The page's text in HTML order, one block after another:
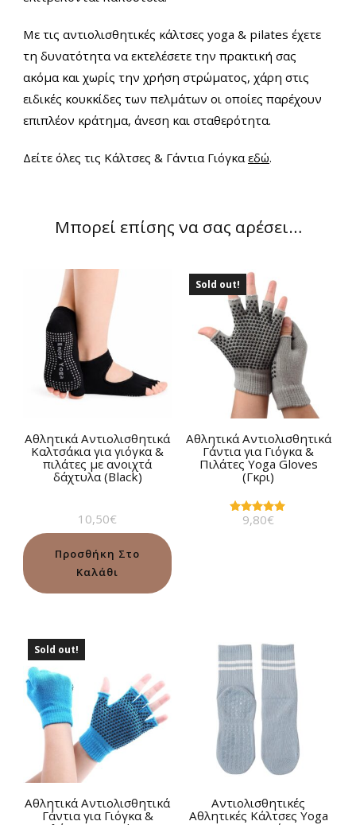
Με τις αντιολισθητικές κάλτσες yoga & pilates έχετε
τη δυνατότητα να εκτελέσετε την πρακτική σας
ακόμα και χωρίς την χρήση στρώματος, χάρη στις
ειδικές κουκκίδες των πελμάτων οι οποίες παρέχουν
επιπλέον κράτημα, άνεση και σταθερότητα.
Δείτε όλες τις Κάλτσες & Γάντια Γιόγκαεδώ.
Μπορεί επίσης να σας αρέσει…
Αθλητικά Αντιολισθητικά
Καλτσάκια για γιόγκα &
πιλάτες με ανοιχτά
δάχτυλα (Black)
10,50€
Προσθήκη Στο
Καλάθι
Sold out!
Αθλητικά Αντιολισθητικά
Γάντια για Γιόγκα &
Πιλάτες Yoga Gloves
(Γκρι)
Βαθμολογήθηκε
9,80€
Sold out!
Αθλητικά Αντιολισθητικά
Γάντια για Γιόγκα &
Αντιολισθητικές
Αθλητικές Κάλτσες Yoga